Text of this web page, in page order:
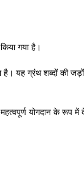
गया है।
है। यह ग्रंथ शब्दों की
योगदान के रूप में